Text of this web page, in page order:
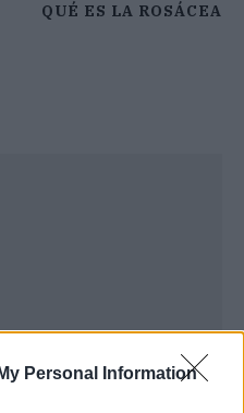
Personal Information
QUÉ ES LA ROSÁCEA